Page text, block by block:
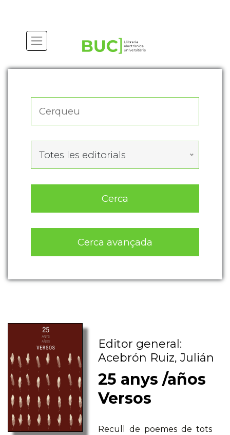
Totes les editorials
Cerca
Cerca avançada
Editor general:
Acebrón Ruiz, Julián
25 anys /años
Versos
Recull de poemes de tots